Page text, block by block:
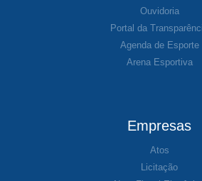
Ouvidoria
Portal da
Agenda de Esporte
Arena Esportiva
Empresas
Atos
Licitação